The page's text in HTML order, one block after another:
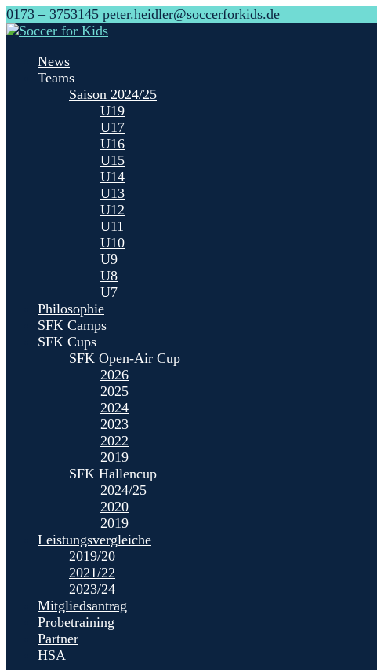
0173 – 3753145 peter.heidler@soccerforkids.de
News
Teams
Saison 2024/25
U19
U17
U16
U15
U14
U13
U12
U11
U10
U9
U8
U7
Philosophie
SFK Camps
SFK Cups
SFK Open-Air Cup
2026
2025
2024
2023
2022
2019
SFK Hallencup
2024/25
2020
2019
Leistungsvergleiche
2019/20
2021/22
2023/24
Mitgliedsantrag
Probetraining
Partner
HSA